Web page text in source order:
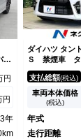
ワ
イ
円
円
年
ダイハツ タン
Ｓ 禁煙車 タ
ナビ 両側電
バックカメラ
ステム レー
ラレコ ＥＴ
ッド 純正１５
支払総額(税込)
車両本体価格
(税込)
年式
走行距離